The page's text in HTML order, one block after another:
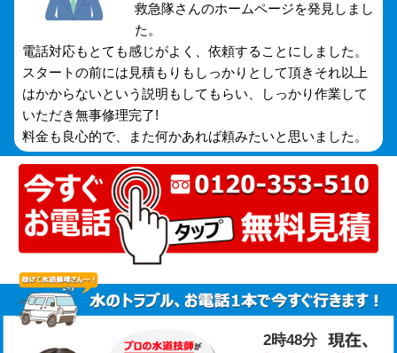
救急隊さんのホームページを発見しまし
た。
電話対応もとても感じがよく、依頼することにしました。
スタートの前には見積もりもしっかりとして頂きそれ以上
はかからないという説明もしてもらい、しっかり作業して
いただき無事修理完了!
料金も良心的で、また何かあれば頼みたいと思いました。
2時48分